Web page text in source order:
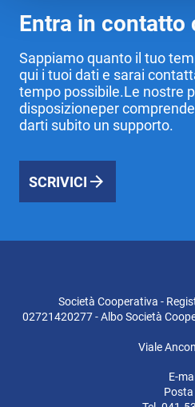
Entra in contatto
Sappiamo quanto il tuo
qui i tuoi dati e sarai
tempo possibile.Le nostre
disposizioneper
darti subito un supporto.
SCRIVICI
Società Cooperativa -
02721420277 - Albo Società
Viale
E-